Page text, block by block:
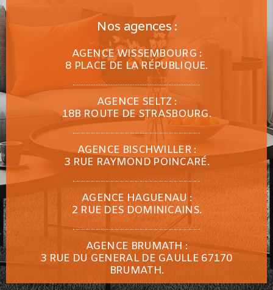
Nos agences :
AGENCE WISSEMBOURG :
8 PLACE DE LA RÉPUBLIQUE.
AGENCE SELTZ :
18B ROUTE DE STRASBOURG.
AGENCE BISCHWILLER :
3 RUE RAYMOND POINCARÉ.
AGENCE HAGUENAU :
2 RUE DES DOMINICAINS.
AGENCE BRUMATH :
3 RUE DU GENERAL DE GAULLE 67170
BRUMATH.